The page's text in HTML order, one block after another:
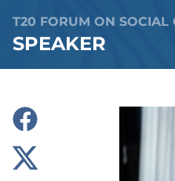
T20 FORUM ON SOCIAL
SPEAKER